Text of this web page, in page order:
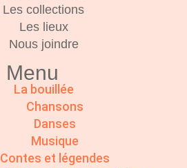
Les collections
Les lieux
Nous joindre
Menu
La bouillée
Chansons
Danses
Musique
Contes et légendes